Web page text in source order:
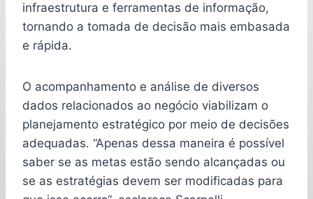
infraestrutura e ferramentas de informação,
tornando a tomada de decisão mais embasada
e rápida.
O acompanhamento e análise de diversos
dados relacionados ao negócio viabilizam o
planejamento estratégico por meio de decisões
adequadas. “Apenas dessa maneira é possível
saber se as metas estão sendo alcançadas ou
se as estratégias devem ser modificadas para